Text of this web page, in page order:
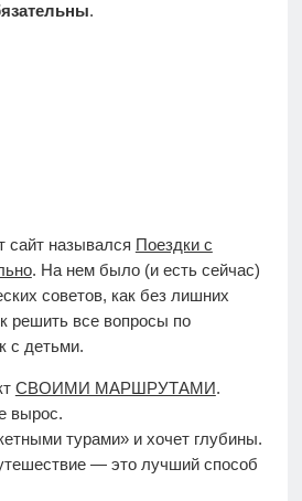
.
сайт назывался Поездки с
. На нем было (и есть сейчас)
советов, как без лишних
решить все вопросы по
с детьми.
СВОИМИ МАРШРУТАМИ.
вырос.
турами» и хочет глубины.
— это лучший способ